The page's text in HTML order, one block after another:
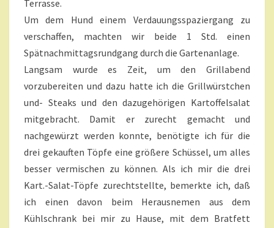
Terrasse.
Um dem Hund einem Verdauungsspaziergang zu
verschaffen, machten wir beide 1 Std. einen
Spätnachmittagsrundgang durch die Gartenanlage.
Langsam wurde es Zeit, um den Grillabend
vorzubereiten und dazu hatte ich die Grillwürstchen
und- Steaks und den dazugehörigen Kartoffelsalat
mitgebracht. Damit er zurecht gemacht und
nachgewürzt werden konnte, benötigte ich für die
drei gekauften Töpfe eine größere Schüssel, um alles
besser vermischen zu können. Als ich mir die drei
Kart.-Salat-Töpfe zurechtstellte, bemerkte ich, daß
ich einen davon beim Herausnemen aus dem
Kühlschrank bei mir zu Hause, mit dem Bratfett